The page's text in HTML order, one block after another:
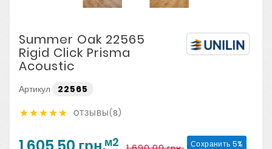
Summer Oak 22565
Rigid Click Prisma
Acoustic
Артикул 22565
     ОТЗЫВЫ(8)
м2 Сохранить 5%